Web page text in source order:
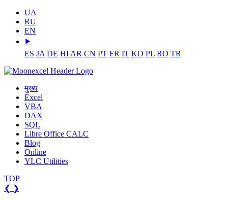
UA
RU
EN
⯈
ES JA DE HI AR CN PT FR IT KO PL RO TR
मुख्य
Excel
VBA
DAX
SQL
Libre Office CALC
Blog
Online
YLC Utilities
TOP
❮ ❯